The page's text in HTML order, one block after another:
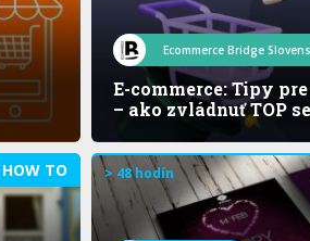
Ecommerce Bridge
E-commerce: Tipy
– ako zvládnuť TOP
HOW TO > 48 hodín